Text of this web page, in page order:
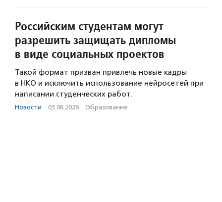
Российским студентам могут
разрешить защищать дипломы
в виде социальных проектов
Такой формат призван привлечь новые кадры
в НКО и исключить использование нейросетей при
написании студенческих работ.
Новости · 03.08.2026 · Образование